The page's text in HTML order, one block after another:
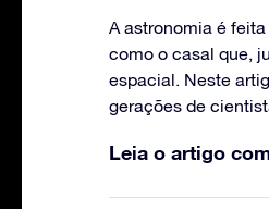
A astronomia é
como o casal que,
espacial. Neste
gerações de
Leia o artigo